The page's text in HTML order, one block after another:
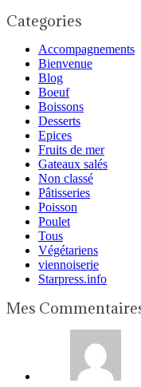
Categories
Accompagnements
Bienvenue
Blog
Boeuf
Boissons
Desserts
Epices
Fruits de mer
Gateaux salés
Non classé
Pâtisseries
Poisson
Poulet
Tous
Végétariens
viennoiserie
Starpress.info
Mes